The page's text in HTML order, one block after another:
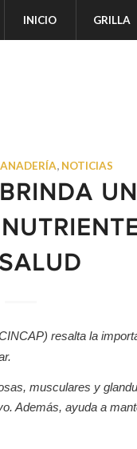
INICIO GRILLA
, NOTICIAS
resalta la
musculares y
Además, ayuda a